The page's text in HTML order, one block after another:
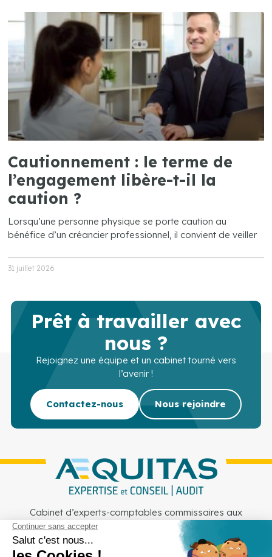
Cautionnement : le terme de
l’engagement libère-t-il la
caution ?
Lorsqu’une personne physique se porte caution au
bénéfice d’un créancier professionnel, il convient de veiller
31 juillet 2026
Prêt à travailler avec
nous ?
Rejoignez une équipe et un cabinet tourné vers
l’avenir !
Contactez-nous Nous rejoindre
Cabinet d’experts-comptables commissaires aux
comptes sur Lille, Lens et Douai